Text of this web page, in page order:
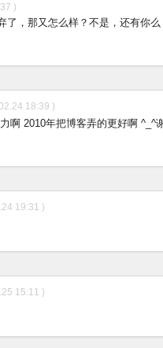
)
了，那又怎么样？不是，还有你么
18:39 )
啊 2010年把博客弄的更好啊 ^_^
19:31 )
15:11 )